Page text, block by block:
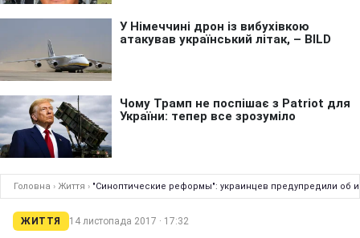
Головна › Життя › "Синоптические реформы": украинцев предупредили об
ЖИТТЯ 14 листопада 2017 · 17:32